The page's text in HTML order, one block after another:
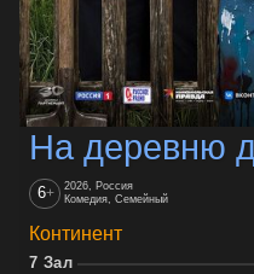
На деревню
6+
2026, Россия
Комедия, Семейный
Континент
7 Зал